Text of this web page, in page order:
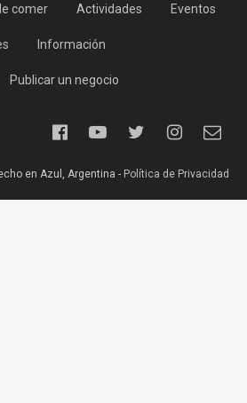
comer Actividades Eventos
Información
Publicar un negocio
en Azul, Argentina - Política de Privacidad